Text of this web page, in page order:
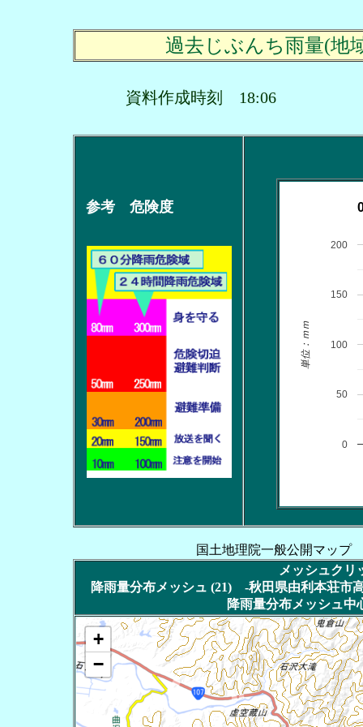
過去じぶんち雨量(地
資料作成時刻 18:06
参考 危険度
0
50
100
150
200
単位：ｍｍ
国土地理院一般公開マップ
メッシュクリ
降雨量分布メッシュ (21) -秋田県由利本荘
降雨量分布メッシュ
+
−